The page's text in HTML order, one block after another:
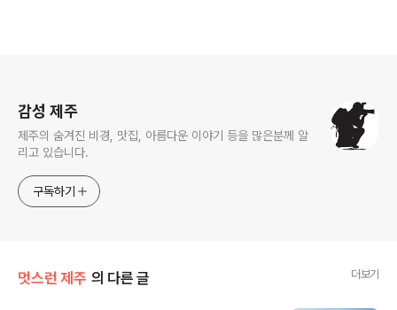
감성 제주
제주의 숨겨진 비경, 맛집, 아름다운 이야기 등을 많은분께 알
리고 있습니다.
구독하기
멋스런 제주 의 다른 글 더보기